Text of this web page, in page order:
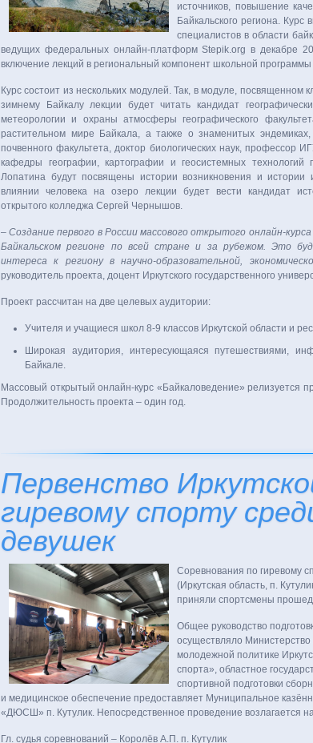
источников, повышение
Байкальского региона.
специалистов в области
ведущих федеральных онлайн-платформ Stepik.org в декабре
включение лекций в региональный компонент школьной
Курс состоит из нескольких модулей. Так, в модуле, посвященном
зимнему Байкалу лекции будет читать кандидат
метеорологии и охраны атмосферы географического
растительном мире Байкала, а также о знаменитых
почвенного факультета, доктор биологических наук, профессор
кафедры географии, картографии и геосистемных технологий
Лопатина будут посвящены истории возникновения и истории
влиянии человека на озеро лекции будет вести кандидат
открытого колледжа Сергей Чернышов.
–Создание первого в России массового открытого онлайн-
Байкальском регионе по всей стране и за рубежом. Это
интереса к региону в научно-образовательной,
руководитель проекта, доцент Иркутского государственного
Проект рассчитан на две целевых аудитории:
Учителя и учащиеся школ 8-9 классов Иркутской области и
Широкая аудитория, интересующаяся путешествиями,
Байкале.
Массовый открытый онлайн-курс «Байкаловедение» релизуется
Продолжительность проекта – один год.
Первенство
гиревому спорту
девушек
Соревнования по гиревому
(Иркутская область, п.
приняли спортсмены
Общее руководство
осуществляло Министерство
молодежной политике
спорта», областное
спортивной подготовки
и медицинское обеспечение предоставляет Муниципальное
«ДЮСШ» п. Кутулик. Непосредственное проведение возлагается
Гл. судья соревнований – Королёв А.П. п. Кутулик